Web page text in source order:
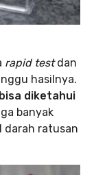
rapid testdan
hasilnya.
diketahui
banyak
darah ratusan